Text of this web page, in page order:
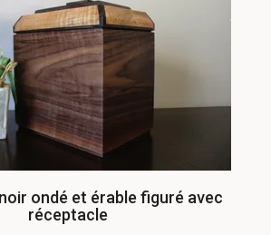
ondé et érable figuré avec
réceptacle